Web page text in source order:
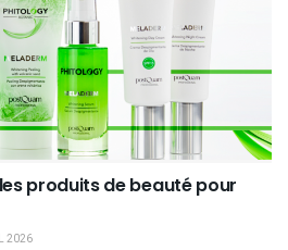
produits de beauté pour
2026